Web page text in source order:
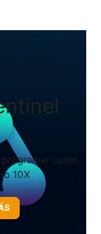
como
10X